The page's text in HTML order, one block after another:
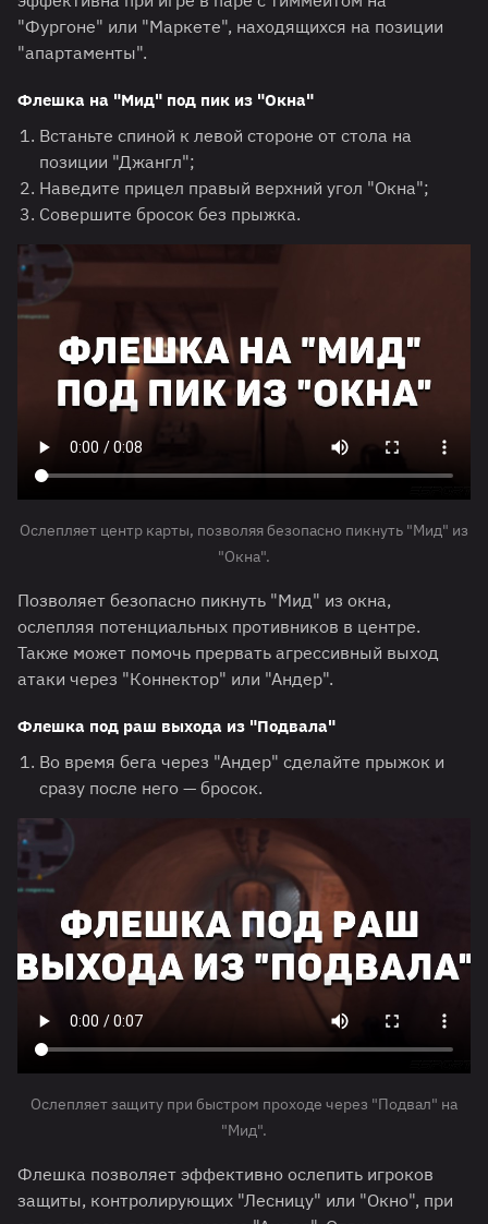
"Фургоне" или "Маркете", находящихся на позиции
"апартаменты".
Флешка на "Мид" под пик из "Окна"
Встаньте спиной к левой стороне от стола на
позиции "Джангл";
Наведите прицел правый верхний угол "Окна";
Совершите бросок без прыжка.
Ослепляет центр карты, позволяя безопасно пикнуть "Мид" из
"Окна".
Позволяет безопасно пикнуть "Мид" из окна,
ослепляя потенциальных противников в центре.
Также может помочь прервать агрессивный выход
атаки через "Коннектор" или "Андер".
Флешка под раш выхода из "Подвала"
Во время бега через "Андер" сделайте прыжок и
сразу после него — бросок.
Ослепляет защиту при быстром проходе через "Подвал" на
"Мид".
Флешка позволяет эффективно ослепить игроков
защиты, контролирующих "Лесницу" или "Окно", при